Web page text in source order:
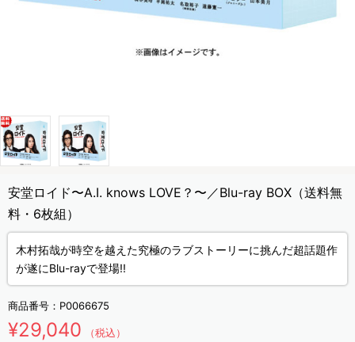
安堂ロイド〜A.I. knows LOVE？〜／Blu-ray BOX（送料無
料・6枚組）
木村拓哉が時空を越えた究極のラブストーリーに挑んだ超話題作
が遂にBlu-rayで登場!!
商品番号： P0066675
¥29,040 （税込）